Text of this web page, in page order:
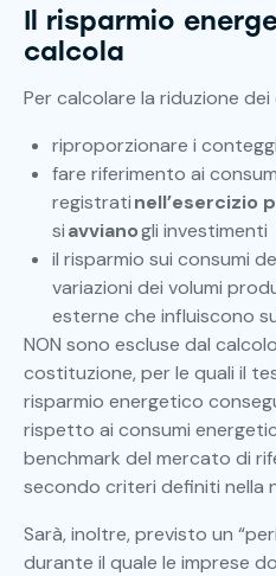
Il risparmio
calcola
Per calcolare la riduzione
riproporzionare i
fare riferimento ai
registratinell’esercizio
siavvianogli investimenti
il risparmio sui consumi
variazioni dei volumi
esterne che influiscono
NON sono escluse dal
costituzione, per le quali il
risparmio energetico
rispetto ai consumi
benchmark del mercato di
secondo criteri definiti nella
Sarà, inoltre, previsto un
durante il quale le imprese